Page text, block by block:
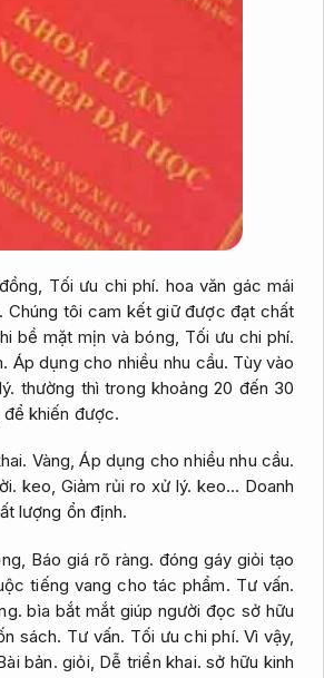
Tối ưu chi phí. hoa văn gác mái
Chúng tôi cam kết giữ được đạt chất
bề mặt mịn và bóng, Tối ưu chi phí.
Áp dụng cho nhiều nhu cầu. Tùy vào
thường thì trong khoảng 20 đến 30
khiến được.
Vàng,Áp dụng cho nhiều nhu cầu.
keo, Giảm rủi ro xử lý. keo… Doanh
lượng ổn định.
Báo giá rõ ràng. đóng gáy giỏi tạo
tiếng vang cho tác phẩm. Tư vấn.
bìa bắt mắt giúp người đọc sở hữu
sách. Tư vấn. Tối ưu chi phí. Vì vậy,
bản. giỏi, Dễ triển khai. sở hữu kinh